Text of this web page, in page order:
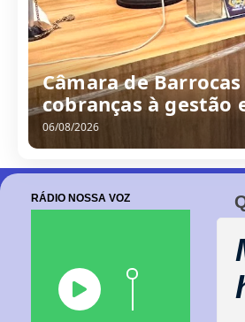
Câmara de
cobranças à gestão
06/08/2026
RÁDIO NOSSA VOZ